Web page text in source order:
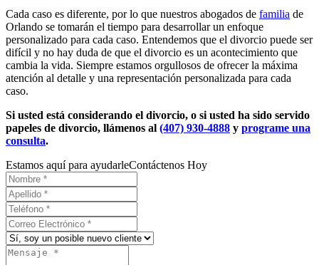
Cada caso es diferente, por lo que nuestros abogados de familia de
Orlando se tomarán el tiempo para desarrollar un enfoque
personalizado para cada caso. Entendemos que el divorcio puede ser
difícil y no hay duda de que el divorcio es un acontecimiento que
cambia la vida. Siempre estamos orgullosos de ofrecer la máxima
atención al detalle y una representación personalizada para cada
caso.
Si usted está considerando el divorcio, o si usted ha sido servido
papeles de divorcio, llámenos al (407) 930-4888 y programe una
consulta.
Estamos aquí para ayudarleContáctenos Hoy